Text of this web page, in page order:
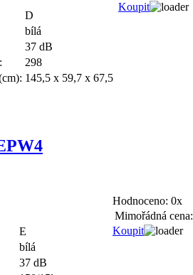
D
bílá
37 dB
298
145,5 x 59,7 x 67,5
Koupit
E
bílá
37 dB
Hodnoceno: 0x
Mimořádná cena:
Koupit